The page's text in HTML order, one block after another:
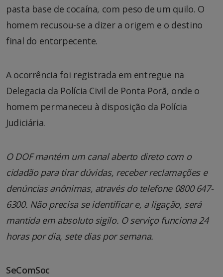
pasta base de cocaína, com peso de um quilo. O
homem recusou-se a dizer a origem e o destino
final do entorpecente.
A ocorrência foi registrada em entregue na
Delegacia da Polícia Civil de Ponta Porã, onde o
homem permaneceu à disposição da Polícia
Judiciária.
O DOF mantém um canal aberto direto com o
cidadão para tirar dúvidas, receber reclamações e
denúncias anônimas, através do telefone 0800 647-
6300. Não precisa se identificar e, a ligação, será
mantida em absoluto sigilo. O serviço funciona 24
horas por dia, sete dias por semana.
SeComSoc